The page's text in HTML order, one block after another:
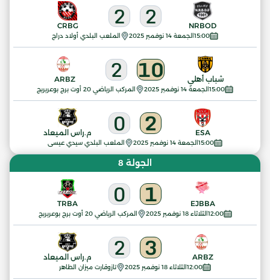
15:00الجمعة 14 نوفمبر 2025 الملعب البلدي أولاد دراج
NRBOD
2
2
CRBG
15:00الجمعة 14 نوفمبر 2025 المركب الرياضي 20 أوت برج بوعريريج
شباب أهلي 10
2
ARBZ
15:00الجمعة 14 نوفمبر 2025 الملعب البلدي سيدي عيسى
ESA
2
0 م.راس الميعاد
الجولة 8
12:00الثلاثاء 18 نوفمبر 2025 المركب الرياضي 20 أوت برج بوعريريج
EJBBA
1
0
TRBA
12:00الثلاثاء 18 نوفمبر 2025 تازوقارت ميزان الطاهر
ARBZ
3
2 م.راس الميعاد